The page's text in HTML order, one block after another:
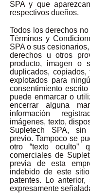
SPA y que
respectivos dueños.
Todos los derechos
Términos y
SPA o sus
derechos u otros
producto, imagen o
duplicados,
explotados para
consentimiento
puede enmarcar o
encerrar alguna
información
imágenes, texto,
Supletech SPA, sin
previo. Tampoco se
otro “texto oculto”
comerciales de
previa de esta
indebido de este
patentes. Lo
expresamente